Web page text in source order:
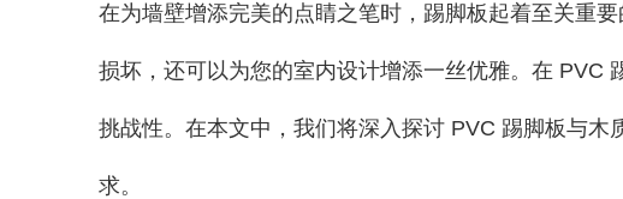
在为墙壁增添完美的点睛之笔时，踢脚板起着至关重
损坏，还可以为您的室内设计增添一丝优雅。在 PVC
挑战性。在本文中，我们将深入探讨 PVC 踢脚板与
求。